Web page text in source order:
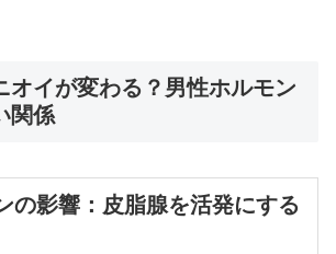
オイが変わる？男性ホルモン
関係
の影響：皮脂腺を活発にする